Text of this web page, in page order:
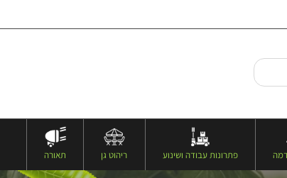
פתרונות עבודה ושינוע ריהוט גן תאורה